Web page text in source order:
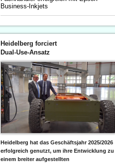
Business-Inkjets
Heidelberg forciert
Dual-Use-Ansatz
Heidelberg hat das Geschäftsjahr 2025/2026
erfolgreich genutzt, um ihre Entwicklung zu
einem breiter aufgestellten